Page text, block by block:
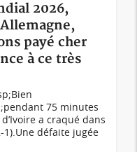
2026,
payé cher
à ce très
75 minutes
a craqué dans
1).Une défaite jugée